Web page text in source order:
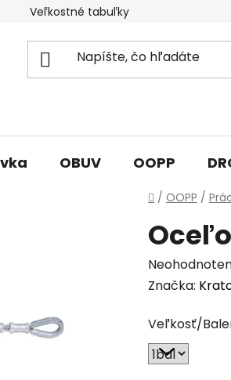
Veľkostné tabuľky
OBUV OOPP
Domov
/ OOPP /
Priemerné
hodnotenie
je
0,0
z
Značka:
Veľkosť/